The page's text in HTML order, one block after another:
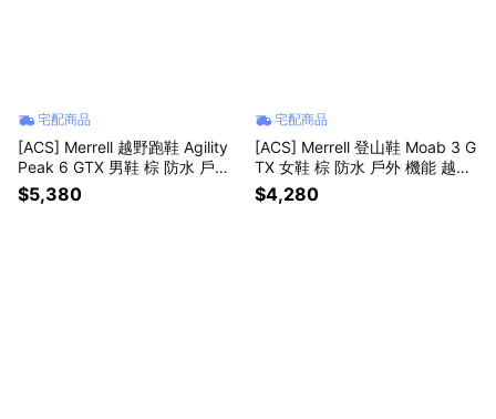
宅配商品
[ACS] Merrell 越野跑鞋 Agility
Peak 6 GTX 男鞋 棕 防水 戶外
黃金大底 ML00005563
$5,380
宅配商品
[ACS] Merrell 登山鞋 Moab 3 G
TX 女鞋 棕 防水 戶外 機能 越野
ML00005401
$4,280